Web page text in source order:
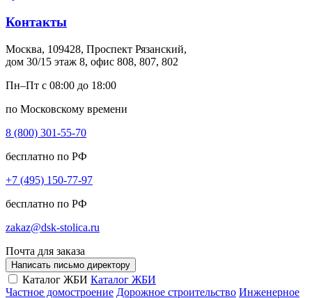
Контакты
Москва, 109428, Проспект Рязанский,
дом 30/15 этаж 8, офис 808, 807, 802
Пн–Пт с 08:00 до 18:00
по Московскому времени
8 (800) 301-55-70
бесплатно по РФ
+7 (495) 150-77-97
бесплатно по РФ
zakaz@dsk-stolica.ru
Почта для заказа
Написать письмо директору
Каталог ЖБИ Каталог ЖБИ
Частное домостроение Дорожное строительство Инженерное